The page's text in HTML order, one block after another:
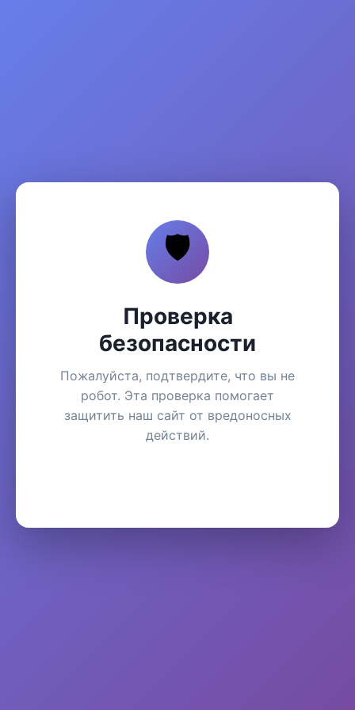
🛡️
Проверка
безопасности
Пожалуйста, подтвердите, что вы не
робот. Эта проверка помогает
защитить наш сайт от вредоносных
действий.